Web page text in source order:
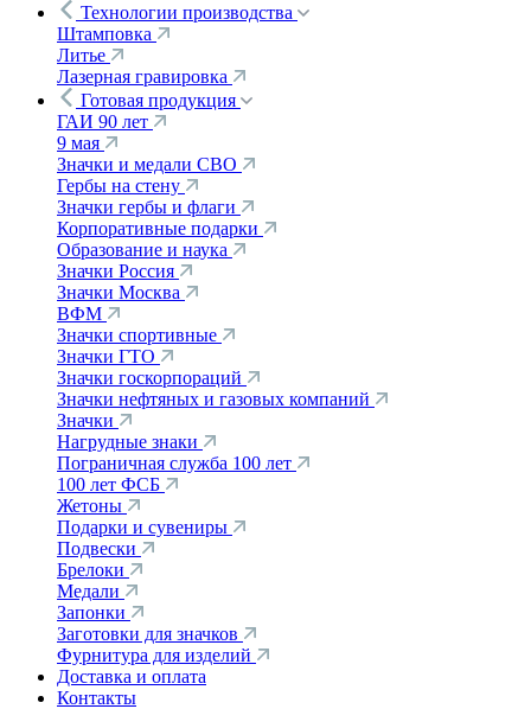
Технологии производства
Штамповка
Литье
Лазерная гравировка
Готовая продукция
ГАИ 90 лет
9 мая
Значки и медали СВО
Гербы на стену
Значки гербы и флаги
Корпоративные подарки
Образование и наука
Значки Россия
Значки Москва
ВФМ
Значки спортивные
Значки ГТО
Значки госкорпораций
Значки нефтяных и газовых компаний
Значки
Нагрудные знаки
Пограничная служба 100 лет
100 лет ФСБ
Жетоны
Подарки и сувениры
Подвески
Брелоки
Медали
Запонки
Заготовки для значков
Фурнитура для изделий
Доставка и оплата
Контакты